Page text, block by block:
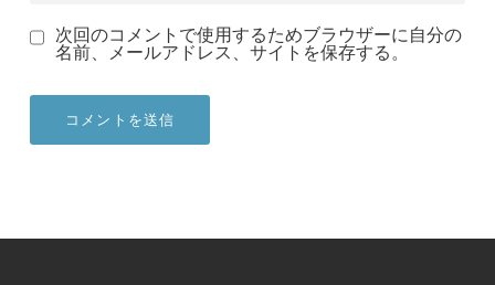
次回のコメントで使用するためブラウザーに自分の
名前、メールアドレス、サイトを保存する。